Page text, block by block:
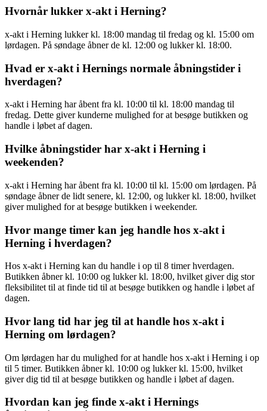
Hvornår lukker x-akt i Herning?
x-akt i Herning lukker kl. 18:00 mandag til fredag og kl. 15:00 om
lørdagen. På søndage åbner de kl. 12:00 og lukker kl. 18:00.
Hvad er x-akt i Hernings normale åbningstider i
hverdagen?
x-akt i Herning har åbent fra kl. 10:00 til kl. 18:00 mandag til
fredag. Dette giver kunderne mulighed for at besøge butikken og
handle i løbet af dagen.
Hvilke åbningstider har x-akt i Herning i
weekenden?
x-akt i Herning har åbent fra kl. 10:00 til kl. 15:00 om lørdagen. På
søndage åbner de lidt senere, kl. 12:00, og lukker kl. 18:00, hvilket
giver mulighed for at besøge butikken i weekender.
Hvor mange timer kan jeg handle hos x-akt i
Herning i hverdagen?
Hos x-akt i Herning kan du handle i op til 8 timer hverdagen.
Butikken åbner kl. 10:00 og lukker kl. 18:00, hvilket giver dig stor
fleksibilitet til at finde tid til at besøge butikken og handle i løbet af
dagen.
Hvor lang tid har jeg til at handle hos x-akt i
Herning om lørdagen?
Om lørdagen har du mulighed for at handle hos x-akt i Herning i op
til 5 timer. Butikken åbner kl. 10:00 og lukker kl. 15:00, hvilket
giver dig tid til at besøge butikken og handle i løbet af dagen.
Hvordan kan jeg finde x-akt i Hernings